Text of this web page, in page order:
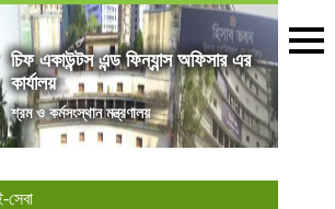
চিফ একাউন্টস এন্ড ফিন্যান্স অফিসার এর
কার্যালয়
শ্রম ও কর্মসংস্থান মন্ত্রণালয়